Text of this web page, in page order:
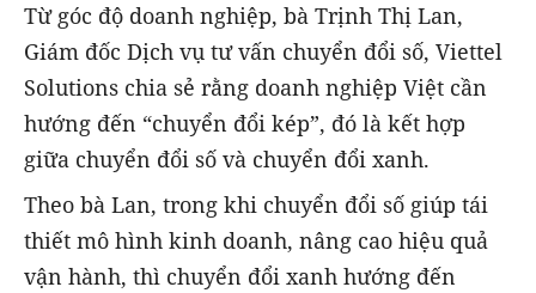
Từ góc độ doanh nghiệp, bà Trịnh Thị Lan,
Giám đốc Dịch vụ tư vấn chuyển đổi số, Viettel
Solutions chia sẻ rằng doanh nghiệp Việt cần
hướng đến “chuyển đổi kép”, đó là kết hợp
giữa chuyển đổi số và chuyển đổi xanh.
Theo bà Lan, trong khi chuyển đổi số giúp tái
thiết mô hình kinh doanh, nâng cao hiệu quả
vận hành, thì chuyển đổi xanh hướng đến